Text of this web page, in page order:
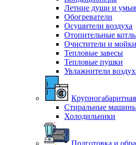
Летние души и
Обогреватели
Осушители воздуха
Отопительные
Очистители и мойки
Тепловые завесы
Тепловые пушки
Увлажнители
Стиральные
Холодильники
Подготовка и